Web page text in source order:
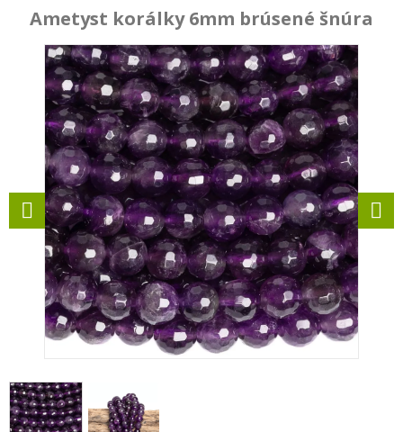
Ametyst korálky 6mm brúsené šnúra